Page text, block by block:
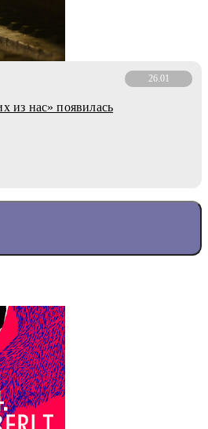
26.01
из нас» появилась